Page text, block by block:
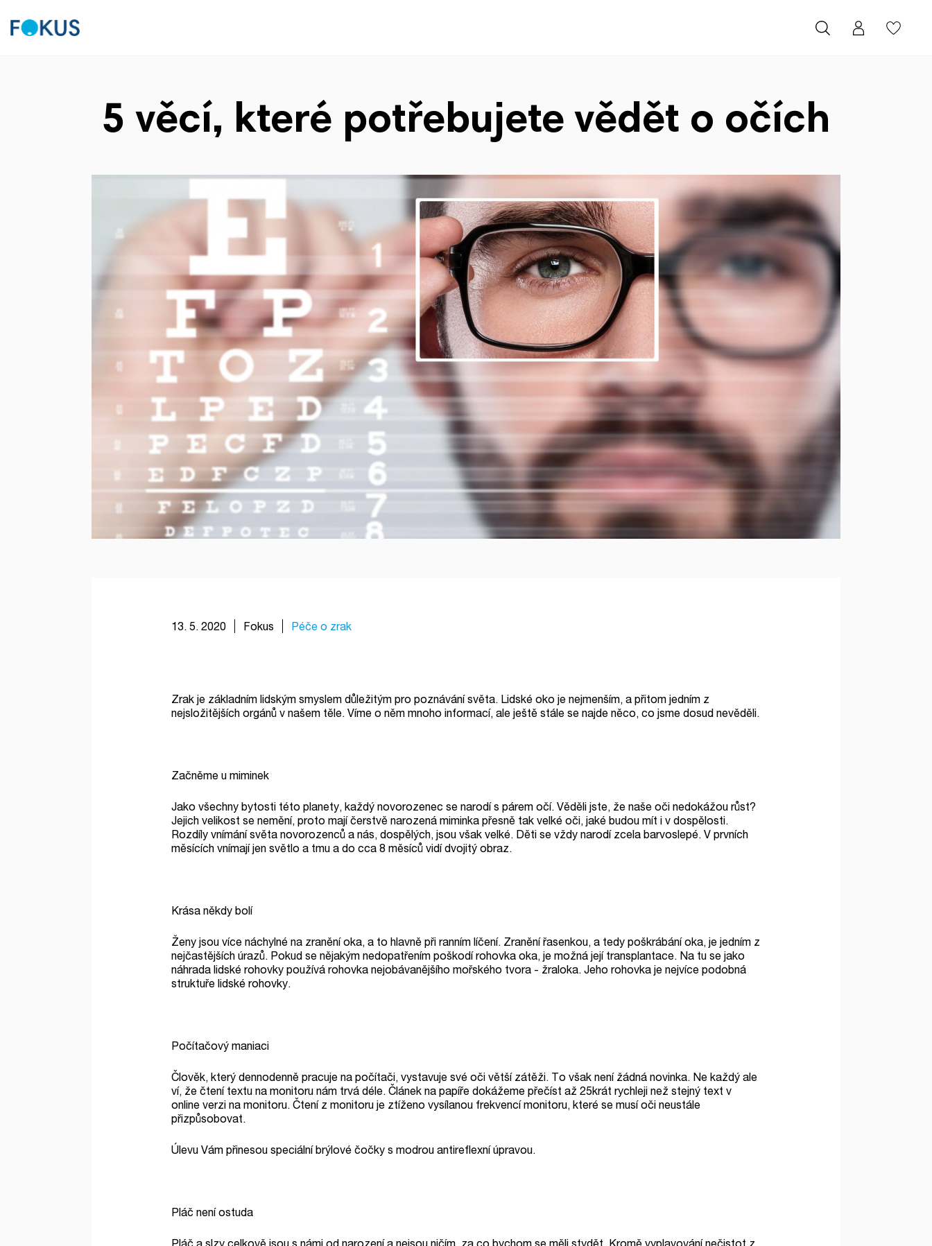
5 věcí, které potřebujete vědět o očích
13. 5. 2020 Fokus Péče o zrak
Zrak je základním lidským smyslem důležitým pro poznávání světa. Lidské oko je nejmenším, a přitom jedním z
nejsložitějších orgánů v našem těle. Víme o něm mnoho informací, ale ještě stále se najde něco, co jsme dosud nevěděli.
Začněme u miminek
Jako všechny bytosti této planety, každý novorozenec se narodí s párem očí. Věděli jste, že naše oči nedokážou růst?
Jejich velikost se nemění, proto mají čerstvě narozená miminka přesně tak velké oči, jaké budou mít i v dospělosti.
Rozdíly vnímání světa novorozenců a nás, dospělých, jsou však velké. Děti se vždy narodí zcela barvoslepé. V prvních
měsících vnímají jen světlo a tmu a do cca 8 měsíců vidí dvojitý obraz.
Krása někdy bolí
Ženy jsou více náchylné na zranění oka, a to hlavně při ranním líčení. Zranění řasenkou, a tedy poškrábání oka, je jedním z
nejčastějších úrazů. Pokud se nějakým nedopatřením poškodí rohovka oka, je možná její transplantace. Na tu se jako
náhrada lidské rohovky používá rohovka nejobávanějšího mořského tvora - žraloka. Jeho rohovka je nejvíce podobná
struktuře lidské rohovky.
Počítačový maniaci
Člověk, který dennodenně pracuje na počítači, vystavuje své oči větší zátěži. To však není žádná novinka. Ne každý ale
ví, že čtení textu na monitoru nám trvá déle. Článek na papíře dokážeme přečíst až 25krát rychleji než stejný text v
online verzi na monitoru. Čtení z monitoru je ztíženo vysílanou frekvencí monitoru, které se musí oči neustále
přizpůsobovat.
Úlevu Vám přinesou speciální brýlové čočky s modrou antireflexní úpravou.
Pláč není ostuda
Pláč a slzy celkově jsou s námi od narození a nejsou ničím, za co bychom se měli stydět. Kromě vyplavování nečistot z